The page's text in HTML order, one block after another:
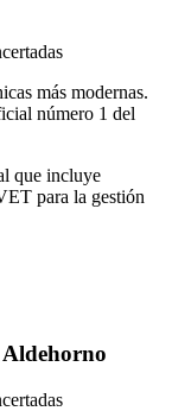
más modernas.
número 1 del
que incluye
para la gestión
Aldehorno